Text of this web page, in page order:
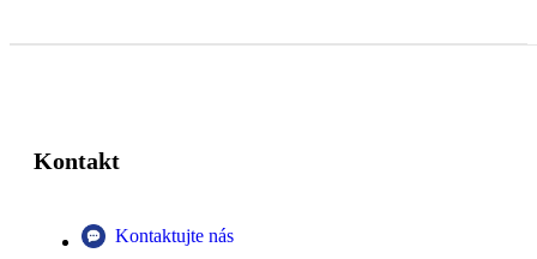
Kontakt
Kontaktujte nás